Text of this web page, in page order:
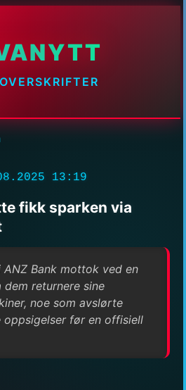
13:19
fikk sparken via
ANZ Bank mottok ved en
returnere sine
noe som avslørte
oppsigelser før en offisiell